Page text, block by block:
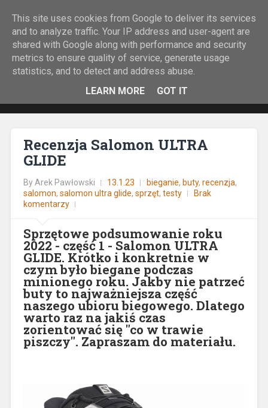
Rock&Run
O bieganiu z górskiej perspektywy.
Recenzja Salomon ULTRA
GLIDE
ByArek Pawłowski 13.1.23 bieganie, buty, recenzja,
salomon, salomon ultra glide, sprzęt, testy
Brak
komentarzy
Sprzętowe podsumowanie roku
2022 - część 1 - Salomon ULTRA
GLIDE. Krótko i konkretnie w
czym było biegane podczas
minionego roku. Jakby nie patrzeć
buty to najważniejsza część
naszego ubioru biegowego. Dlatego
warto raz na jakiś czas
zorientować się "co w trawie
piszczy". Zapraszam do materiału.
This site uses cookies from Google to deliver its services
and to analyze traffic. Your IP address and user-agent are
shared with Google along with performance and security
metrics to ensure quality of service, generate usage
statistics, and to detect and address abuse.
LEARN MORE
GOT IT